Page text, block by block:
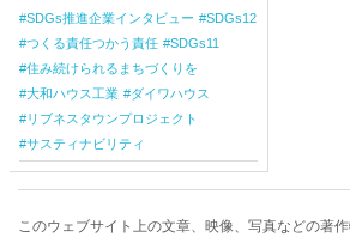
SDGs推進企業インタビュー
SDGs12
つくる責任つかう責任
SDGs11
住み続けられるまちづくりを
大和ハウス工業
ダイワハウス
リブネスタウンプロジェクト
サスティナビリティ
このウェブサイト上の文章、映像、写真などの著